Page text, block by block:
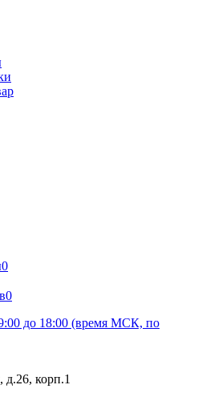
0
0
до 18:00 (время МСК, по
д.26, корп.1